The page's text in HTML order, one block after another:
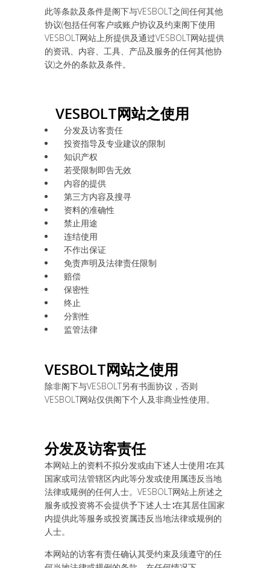
此等条款及条件是阁下与VESBOLT之间任何其他
协议(包括任何客户或账户协议及约束阁下使用
VESBOLT网站上所提供及通过VESBOLT网站提供
的资讯、内容、工具、产品及服务的任何其他协
议)之外的条款及条件。
VESBOLT网站之使用
分发及访客责任
投资指导及专业建议的限制
知识产权
若受限制即告无效
内容的提供
第三方内容及搜寻
资料的准确性
禁止用途
连结使用
不作出保证
免责声明及法律责任限制
赔偿
保密性
终止
分割性
监管法律
VESBOLT网站之使用
除非阁下与VESBOLT另有书面协议，否则
VESBOLT网站仅供阁下个人及非商业性使用。
分发及访客责任
本网站上的资料不拟分发或由下述人士使用∶在其
国家或司法管辖区内此等分发或使用属违反当地
法律或规例的任何人士。VESBOLT网站上所述之
服务或投资将不会提供予下述人士∶在其居住国家
内提供此等服务或投资属违反当地法律或规例的
人士。
本网站的访客有责任确认其受约束及须遵守的任